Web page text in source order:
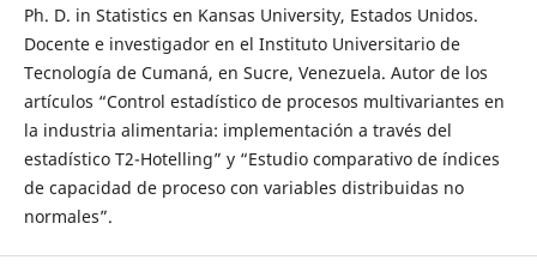
Ph. D. in Statistics en Kansas University, Estados Unidos.
Docente e investigador en el Instituto Universitario de
Tecnología de Cumaná, en Sucre, Venezuela. Autor de los
artículos “Control estadístico de procesos multivariantes en
la industria alimentaria: implementación a través del
estadístico T2-Hotelling” y “Estudio comparativo de índices
de capacidad de proceso con variables distribuidas no
normales”.